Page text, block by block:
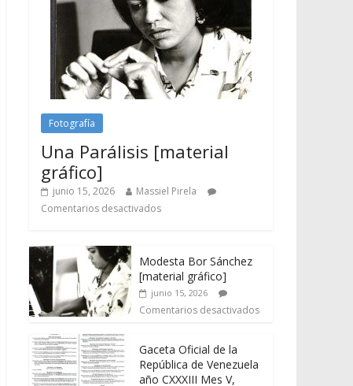
Fotografía
Una Parálisis [material
gráfico]
junio 15, 2026
Massiel Pirela
Comentarios desactivados
Modesta Bor Sánchez
[material gráfico]
junio 15, 2026
Comentarios desactivados
Gaceta Oficial de la
República de Venezuela
año CXXXIII Mes V,